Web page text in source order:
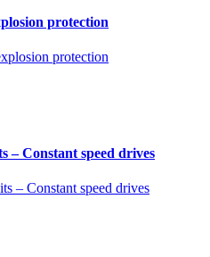
protection
– Constant speed drives